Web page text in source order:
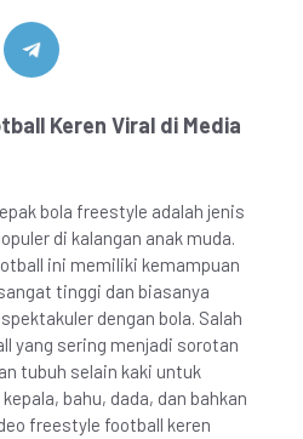
Keren Viral di Media
bola freestyle adalah jenis
di kalangan anak muda.
ini memiliki kemampuan
tinggi dan biasanya
dengan bola. Salah
yang sering menjadi sorotan
tubuh selain kaki untuk
bahu, dada, dan bahkan
freestyle football keren